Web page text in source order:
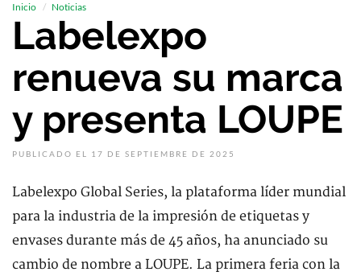
Inicio Noticias
Labelexpo
renueva su marca
y presenta LOUPE
PUBLICADO EL 17 DE SEPTIEMBRE DE 2025
Labelexpo Global Series, la plataforma líder mundial
para la industria de la impresión de etiquetas y
envases durante más de 45 años, ha anunciado su
cambio de nombre a LOUPE. La primera feria con la